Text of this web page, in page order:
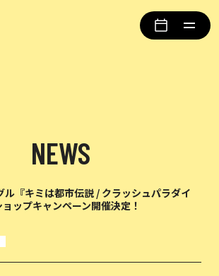
NEWS
『キミは都市伝説 / クラッシュパラダイ
ップキャンペーン開催決定！